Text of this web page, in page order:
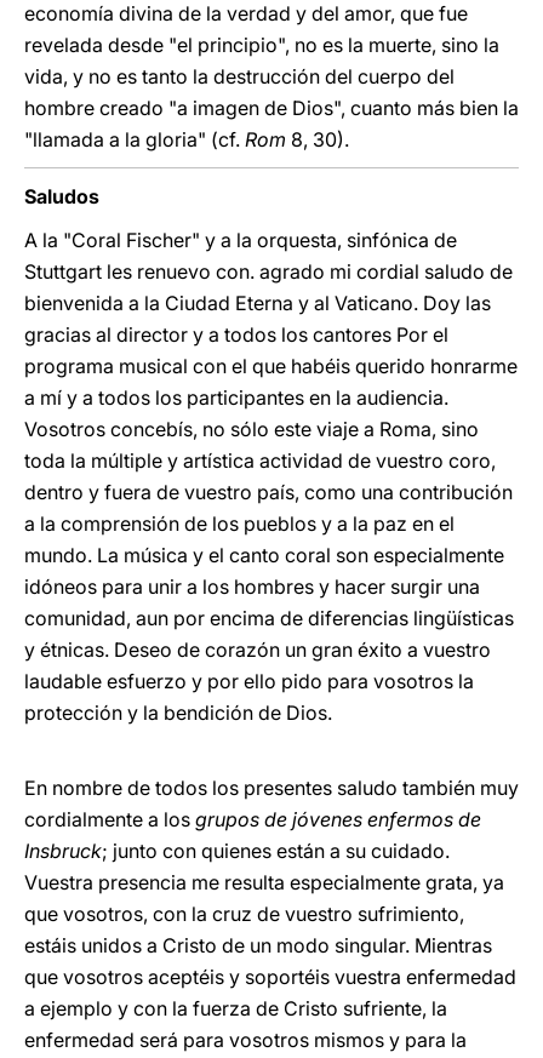
economía divina de la verdad y del amor, que fue
revelada desde "el principio", no es la muerte, sino la
vida, y no es tanto la destrucción del cuerpo del
hombre creado "a imagen de Dios", cuanto más bien la
"llamada a la gloria" (cf. Rom 8, 30).
Saludos
A la "Coral Fischer" y a la orquesta, sinfónica de
Stuttgart les renuevo con. agrado mi cordial saludo de
bienvenida a la Ciudad Eterna y al Vaticano. Doy las
gracias al director y a todos los cantores Por el
programa musical con el que habéis querido honrarme
a mí y a todos los participantes en la audiencia.
Vosotros concebís, no sólo este viaje a Roma, sino
toda la múltiple y artística actividad de vuestro coro,
dentro y fuera de vuestro país, como una contribución
a la comprensión de los pueblos y a la paz en el
mundo. La música y el canto coral son especialmente
idóneos para unir a los hombres y hacer surgir una
comunidad, aun por encima de diferencias lingüísticas
y étnicas. Deseo de corazón un gran éxito a vuestro
laudable esfuerzo y por ello pido para vosotros la
protección y la bendición de Dios.
En nombre de todos los presentes saludo también muy
cordialmente a los grupos de jóvenes enfermos de
Insbruck; junto con quienes están a su cuidado.
Vuestra presencia me resulta especialmente grata, ya
que vosotros, con la cruz de vuestro sufrimiento,
estáis unidos a Cristo de un modo singular. Mientras
que vosotros aceptéis y soportéis vuestra enfermedad
a ejemplo y con la fuerza de Cristo sufriente, la
enfermedad será para vosotros mismos y para la